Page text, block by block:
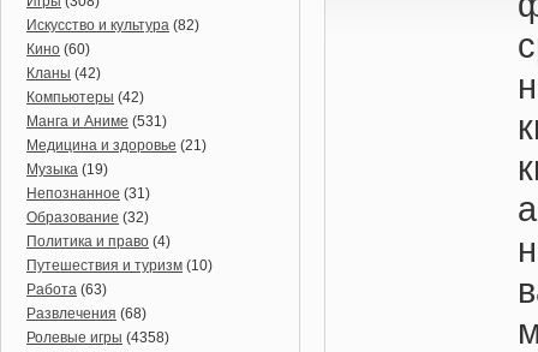
Искусство и культура (82)
Кино (60)
Кланы (42)
Компьютеры (42)
Манга и Аниме (531)
Медицина и здоровье (21)
Музыка (19)
Непознанное (31)
Образование (32)
Политика и право (4)
Путешествия и туризм (10)
Работа (63)
Развлечения (68)
Ролевые игры (4358)